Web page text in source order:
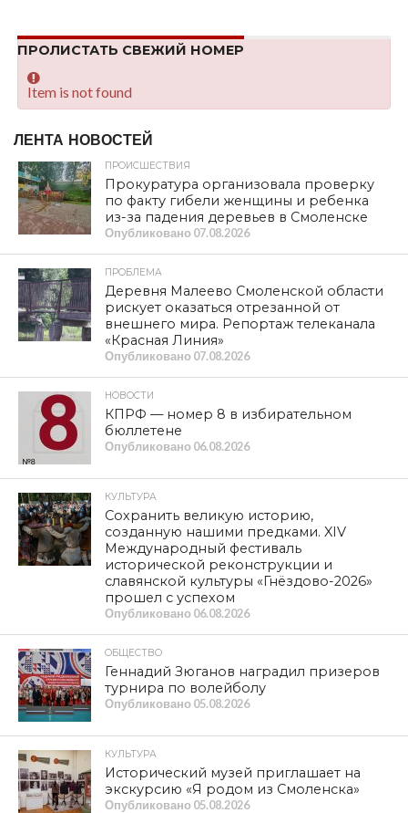
ПРОЛИСТАТЬ СВЕЖИЙ НОМЕР
Item is not found
ЛЕНТА НОВОСТЕЙ
ПРОИСШЕСТВИЯ
Прокуратура организовала проверку
по факту гибели женщины и ребенка
из-за падения деревьев в Смоленске
Опубликовано 07.08.2026
ПРОБЛЕМА
Деревня Малеево Смоленской области
рискует оказаться отрезанной от
внешнего мира. Репортаж телеканала
«Красная Линия»
Опубликовано 07.08.2026
НОВОСТИ
КПРФ — номер 8 в избирательном
бюллетене
Опубликовано 06.08.2026
КУЛЬТУРА
Сохранить великую историю,
созданную нашими предками. XIV
Международный фестиваль
исторической реконструкции и
славянской культуры «Гнёздово-2026»
прошел с успехом
Опубликовано 06.08.2026
ОБЩЕСТВО
Геннадий Зюганов наградил призеров
турнира по волейболу
Опубликовано 05.08.2026
КУЛЬТУРА
Исторический музей приглашает на
экскурсию «Я родом из Смоленска»
Опубликовано 05.08.2026